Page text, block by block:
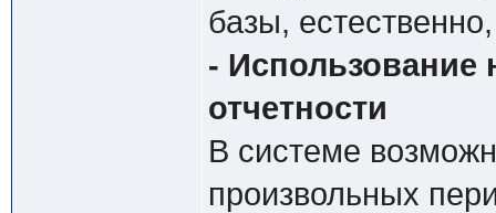
базы,
- Использование
отчетности
В системе
произвольных